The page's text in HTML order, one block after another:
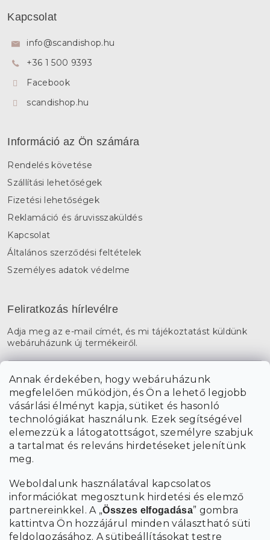
Annak érdekében, hogy webáruházunk
megfelelően működjön, és Ön a lehető legjobb
vásárlási élményt kapja, sütiket és hasonló
technológiákat használunk. Ezek segítségével
elemezzük a látogatottságot, személyre szabjuk
a tartalmat és releváns hirdetéseket jelenítünk
meg.
Weboldalunk használatával kapcsolatos
információkat megosztunk hirdetési és elemző
partnereinkkel. A „Összes elfogadása” gombra
kattintva Ön hozzájárul minden választható süti
feldolgozásához. A sütibeállításokat testre
Kapcsolat
info@scandishop.hu
+36 1 500 9393
Facebook
scandishop.hu
Információ az Ön számára
Rendelés követése
Szállítási lehetőségek
Fizetési lehetőségek
Reklamáció és áruvisszaküldés
Kapcsolat
Általános szerződési feltételek
Személyes adatok védelme
Feliratkozás hírlevélre
Adja meg az e-mail címét, és mi tájékoztatást küldünk
webáruházunk új termékeiről.
A hírlevelekre való feliratkozással egyetérteka személyes
adatok feldolgozásával.
FELIRATKOZÁS